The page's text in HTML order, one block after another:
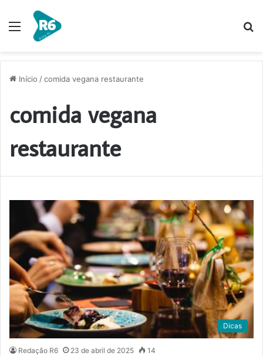
Menu
Início /comida vegana restaurante
comida vegana
restaurante
Dicas
Redação R6 23 de abril de 2025 14